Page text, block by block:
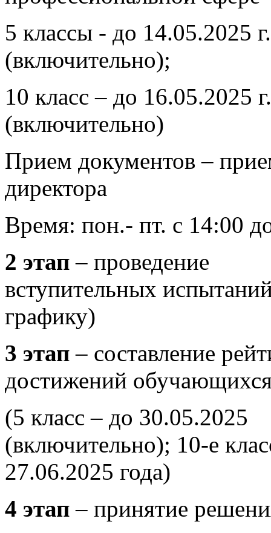
5 классы - до 14.05.2025 г.
(включительно);
10 класс – до 16.05.2025 г.
(включительно)
Прием документов –
директора
Время: пон.- пт. с 14:00
2 этап – проведение
вступительных
графику)
3 этап – составление
достижений
(5 класс – до 30.05.2025
(включительно); 10-е
27.06.2025 года)
4 этап – принятие